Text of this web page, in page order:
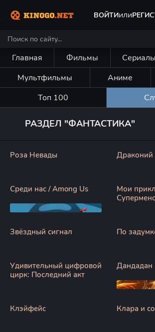
ВОЙТИили
Главная Фильмы Сериалы
Мультфильмы
Аниме
Топ 100
РАЗДЕЛ "ФАНТАСТИКА"
Роза Невады Драконий
Среди нас / Among Us
Мои
Звёздный сигнал По
Удивительный цифровой
цирк: Последний акт
Дандадан
Клэйфейс Клара и